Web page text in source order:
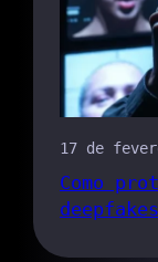
17 de
Como